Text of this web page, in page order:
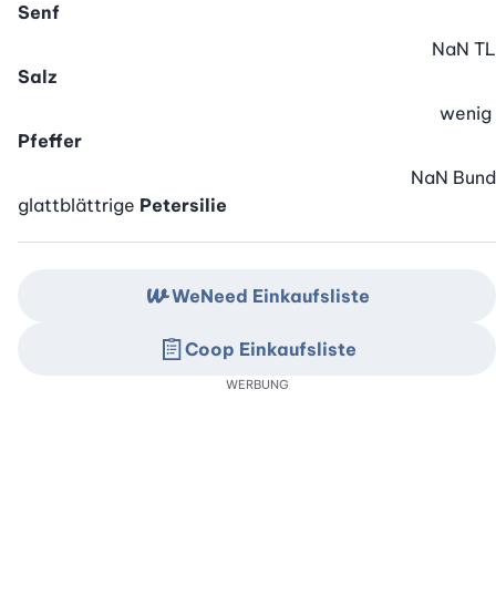
Senf
Salz
NaN TL
Pfeffer
wenig
glattblättrige Petersilie
NaN Bund
WeNeed Einkaufsliste
Coop Einkaufsliste
WERBUNG